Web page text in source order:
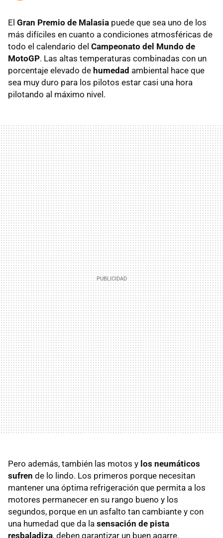
El Gran Premio de Malasia puede que sea uno de los
más difíciles en cuanto a condiciones atmosféricas de
todo el calendario del Campeonato del Mundo de
MotoGP. Las altas temperaturas combinadas con un
porcentaje elevado de humedad ambiental hace que
sea muy duro para los pilotos estar casi una hora
pilotando al máximo nivel.
Pero además, también las motos y los neumáticos
sufren de lo lindo. Los primeros porque necesitan
mantener una óptima refrigeración que permita a los
motores permanecer en su rango bueno y los
segundos, porque en un asfalto tan cambiante y con
una humedad que da la sensación de pista
resbaladiza, deben garantizar un buen agarre.